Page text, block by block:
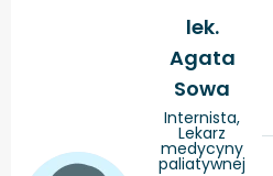
lek.
Agata
Sowa
Internista,
Lekarz
medycyny
paliatywnej